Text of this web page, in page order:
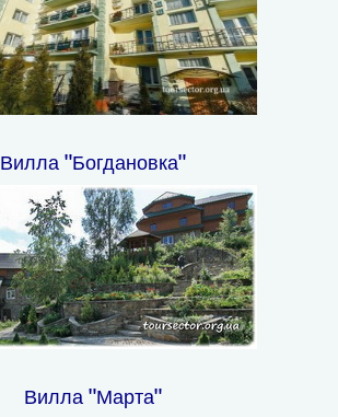
Вилла "Богдановка"
Вилла "Марта"